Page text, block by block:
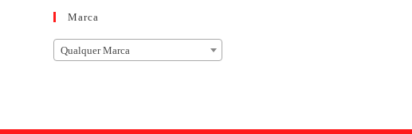
Marca
Qualquer Marca